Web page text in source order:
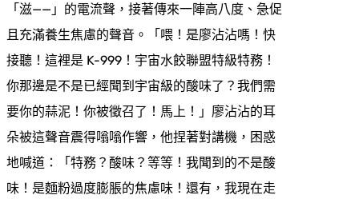
「滋——」的電流聲，接著傳來一陣高八度、急促
且充滿養生焦慮的聲音。「喂！是廖沾沾嗎！快
接聽！這裡是 K-999！宇宙水餃聯盟特級特務！
你那邊是不是已經聞到宇宙級的酸味了？我們需
要你的蒜泥！你被徵召了！馬上！」廖沾沾的耳
朵被這聲音震得嗡嗡作響，他捏著對講機，困惑
地喊道：「特務？酸味？等等！我聞到的不是酸
味！是麵粉過度膨脹的焦慮味！還有，我現在走